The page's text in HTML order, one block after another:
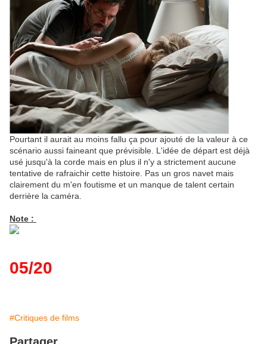
Pourtant il aurait au moins fallu ça pour ajouté de la valeur à ce
scénario aussi faineant que prévisible. L'idée de départ est déjà
usé jusqu'à la corde mais en plus il n'y a strictement aucune
tentative de rafraichir cette histoire. Pas un gros navet mais
clairement du m'en foutisme et un manque de talent certain
derrière la caméra.
Note :
05/20
#Critiques de films